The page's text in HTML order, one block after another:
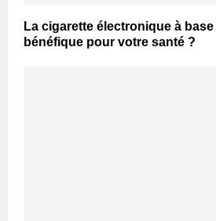
La cigarette électronique à
bénéfique pour votre santé ?